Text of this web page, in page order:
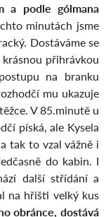
a podle gólmana
minutách jsme
Dostáváme se
přihrávkou
na branku
mu ukazuje
V 85.minutě u
píská, ale Kysela
tak to vzal vážně i
do kabin. I
další střídání a
na hřišti velký kus
obránce, dostává